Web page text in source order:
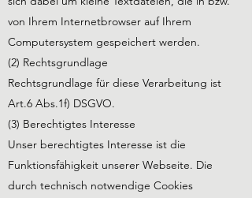
von Ihrem Internetbrowser auf Ihrem
Computersystem gespeichert werden.
(2) Rechtsgrundlage
Rechtsgrundlage für diese Verarbeitung ist
Art.6 Abs.1f) DSGVO.
(3) Berechtigtes Interesse
Unser berechtigtes Interesse ist die
Funktionsfähigkeit unserer Webseite. Die
durch technisch notwendige Cookies